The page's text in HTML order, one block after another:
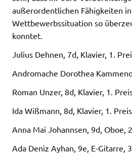
außerordentlichen Fähigkeiten
Wettbewerbssituation so
konntet.
Julius Dehnen, 7d, Klavier, 1.
Andromache Dorothea
Roman Unzer, 8d, Klavier, 1.
Ida Wißmann, 8d, Klavier, 1. Preis
Anna Mai Johannsen, 9d, Oboe,
Ada Deniz Ayhan, 9e, E-Gitarre,